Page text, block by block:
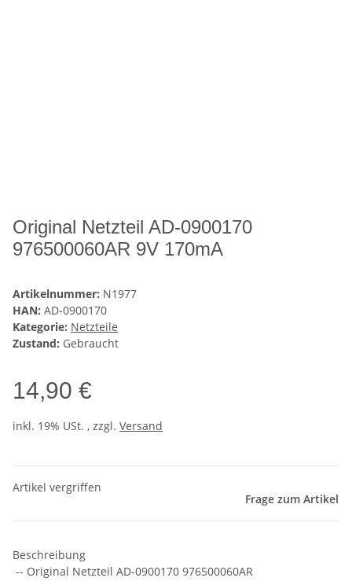
Original Netzteil AD-0900170
976500060AR 9V 170mA
Artikelnummer: N1977
HAN: AD-0900170
Kategorie: Netzteile
Zustand: Gebraucht
14,90 €
inkl. 19% USt. , zzgl. Versand
Artikel vergriffen
Frage zum Artikel
Beschreibung
-- Original Netzteil AD-0900170 976500060AR